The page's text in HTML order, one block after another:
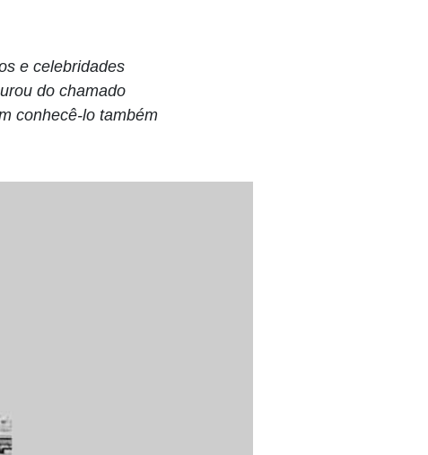
e celebridades
do chamado
conhecê-lo também